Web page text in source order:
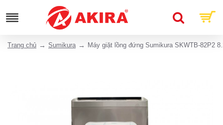
Trang chủ Sumikura Máy giặt lồng đứng Sumikura SKWTB-82P2